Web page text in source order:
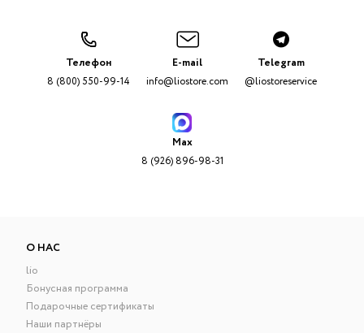
Телефон
8 (800) 550-99-14
E-mail
info@liostore.com
Telegram
@liostoreservice
Max
8 (926) 896-98-31
О НАС
lio
Бонусная программа
Подарочные сертификаты
Наши партнёры